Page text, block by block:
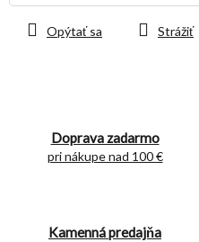
Doprava zadarmo
pri nákupe nad 100 €
Kamenná predajňa
Opýtať sa Strážiť